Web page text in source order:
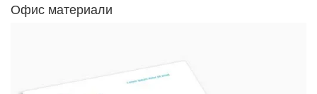
Офис материали